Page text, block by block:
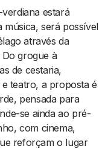
estará
música, será possível
através da
grogue à
de cestaria,
teatro, a proposta é
pensada para
se ainda ao pré-
com cinema,
reforçam o lugar